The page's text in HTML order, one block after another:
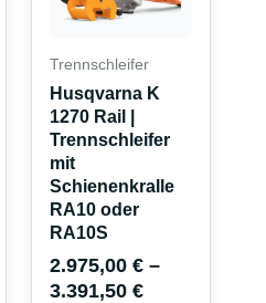
Trennschleifer
Husqvarna K
1270 Rail |
Trennschleifer
mit
Schienenkralle
RA10 oder
RA10S
2.975,00 € –
3.391,50 €